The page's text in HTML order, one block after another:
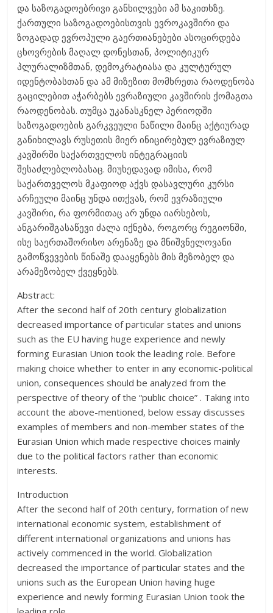
და საზოგადოებრივი განხილვები ამ საკითხზე.
ქართული საზოგადოებისთვის ევროკავშირი და
ზოგადად ევროპული გაერთიანებები ასოცირდება
ცხოვრების მაღალ დონესთან, პოლიტიკურ
პლურალიზმთან, დემოკრატიასა და კულტურულ
იდენტობასთან და ამ მიზეზით მომხრეთა რაოდენობა
გაცილებით აჭარბებს ევრაზიული კავშირის ქომაგთა
რაოდენობას. თუმცა უკანასკნელ პერიოდში
საზოგადოების გარკვეული ნაწილი მაინც აქტიურად
განიხილავს რუსეთის მიერ ინიცირებულ ევრაზიულ
კავშირში საქართველოს ინტეგრაციის
შესაძლებლობასაც. მიუხედავად იმისა, რომ
საქართველოს მკაფიოდ აქვს დასავლური კურსი
არჩეული მაინც უნდა ითქვას, რომ ევრაზიული
კავშირი, რა ფორმითაც არ უნდა იარსებოს,
ანგარიშგასაწევი ძალა იქნება, როგორც რეგიონში,
ისე საერთაშორისო არენაზე და მნიშვნელოვანი
გამოწვევების წინაშე დააყენებს მის მეზობელ და
არამეზობელ ქვეყნებს.
Abstract:
After the second half of 20th century globalization
decreased importance of particular states and unions
such as the EU having huge experience and newly
forming Eurasian Union took the leading role. Before
making choice whether to enter in any economic-political
union, consequences should be analyzed from the
perspective of theory of the “public choice” . Taking into
account the above-mentioned, below essay discusses
examples of members and non-member states of the
Eurasian Union which made respective choices mainly
due to the political factors rather than economic
interests.
Introduction
After the second half of 20th century, formation of new
international economic system, establishment of
different international organizations and unions has
actively commenced in the world. Globalization
decreased the importance of particular states and the
unions such as the European Union having huge
experience and newly forming Eurasian Union took the